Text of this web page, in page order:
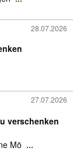
28.07.2026
27.07.2026
verschenken
Mö ...